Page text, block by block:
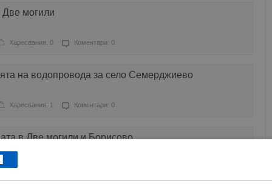
Две могили
Харесвания: 0 Коментари: 0
на водопровода за село Семерджиево
Харесвания: 1 Коментари: 0
в Две могили и Борисово
Харесвания: 0